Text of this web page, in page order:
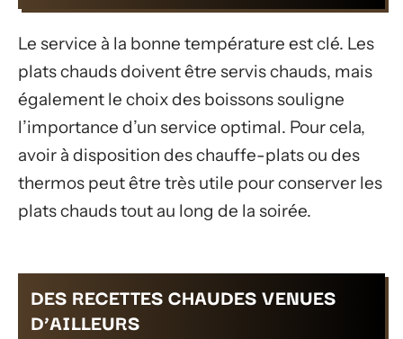
Le service à la bonne température est clé. Les
plats chauds doivent être servis chauds, mais
également le choix des boissons souligne
l’importance d’un service optimal. Pour cela,
avoir à disposition des chauffe-plats ou des
thermos peut être très utile pour conserver les
plats chauds tout au long de la soirée.
DES RECETTES CHAUDES VENUES
D’AILLEURS